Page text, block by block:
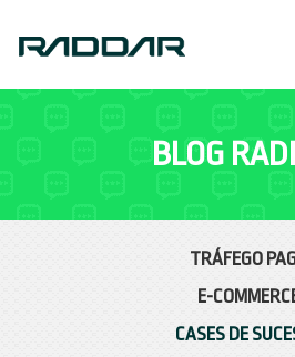
BLOG
TRÁFEGO
E-
CASES DE